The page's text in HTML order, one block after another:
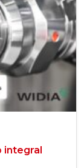
integral